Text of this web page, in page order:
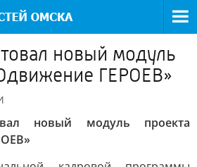
новый модуль
ГЕРОЕВ»
новый модуль проекта